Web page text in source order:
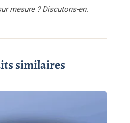
mesure ? Discutons-en.
similaires